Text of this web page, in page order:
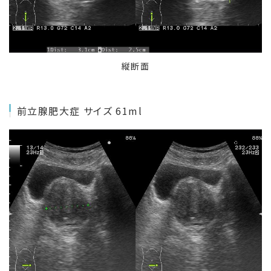
縦断面
前立腺肥大症 サイズ 61ml